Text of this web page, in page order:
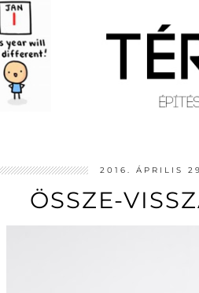
2016. ÁPRILIS
ÖSSZE-